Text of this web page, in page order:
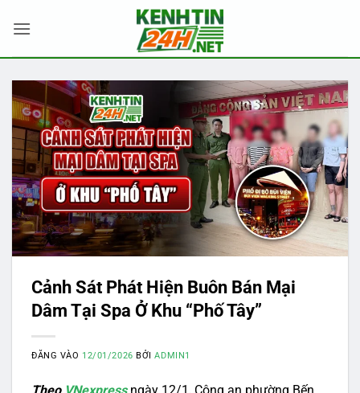
qua
Cảnh Sát Phát Hiện Buôn Bán Mại
Dâm Tại Spa Ở Khu “Phố Tây”
ĐĂNG VÀO 12/01/2026 BỞIADMIN1